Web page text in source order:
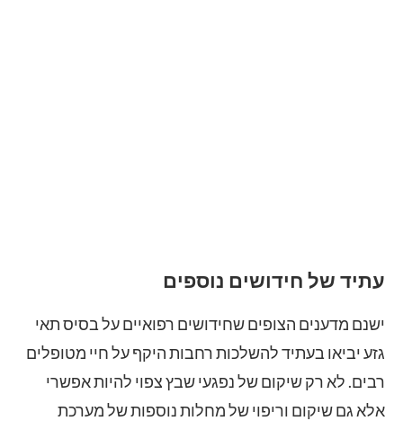
עתיד של חידושים נוספים
ישנם מדענים הצופים שחידושים רפואיים על בסיס תאי
גזע יביאו בעתיד להשלכות רחבות היקף על חיי מטופלים
רבים. לא רק שיקום של נפגעי שבץ צפוי להיות אפשרי
אלא גם שיקום וריפוי של מחלות נוספות של מערכת